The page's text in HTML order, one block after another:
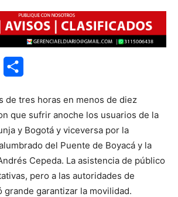
de tres horas en menos de diez
que sufrir anoche los usuarios de la
y Bogotá y viceversa por la
del Puente de Boyacá y la
Cepeda. La asistencia de público
pero a las autoridades de
grande garantizar la movilidad.